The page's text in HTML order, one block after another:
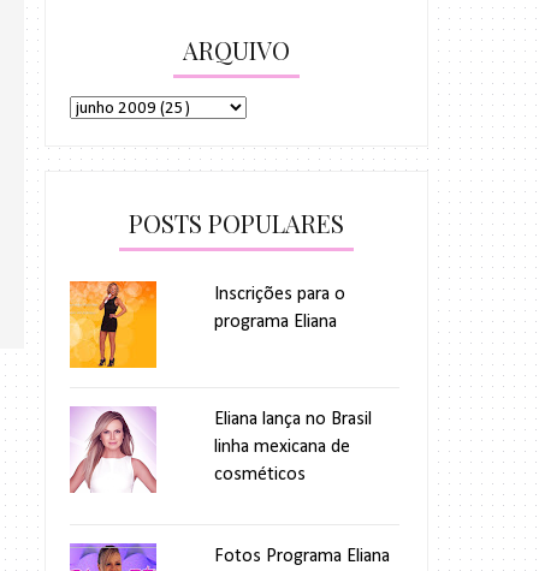
ARQUIVO
POSTS POPULARES
Inscrições para o
programa Eliana
Eliana lança no Brasil
linha mexicana de
cosméticos
Fotos Programa Eliana